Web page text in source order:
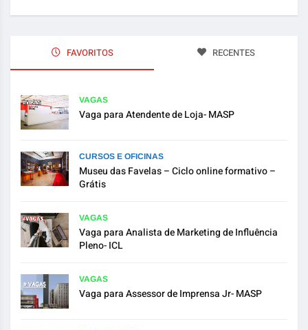
FAVORITOS RECENTES
VAGAS
Vaga para Atendente de Loja- MASP
CURSOS E OFICINAS
Museu das Favelas – Ciclo online formativo –
Grátis
VAGAS
Vaga para Analista de Marketing de Influência
Pleno- ICL
VAGAS
Vaga para Assessor de Imprensa Jr- MASP